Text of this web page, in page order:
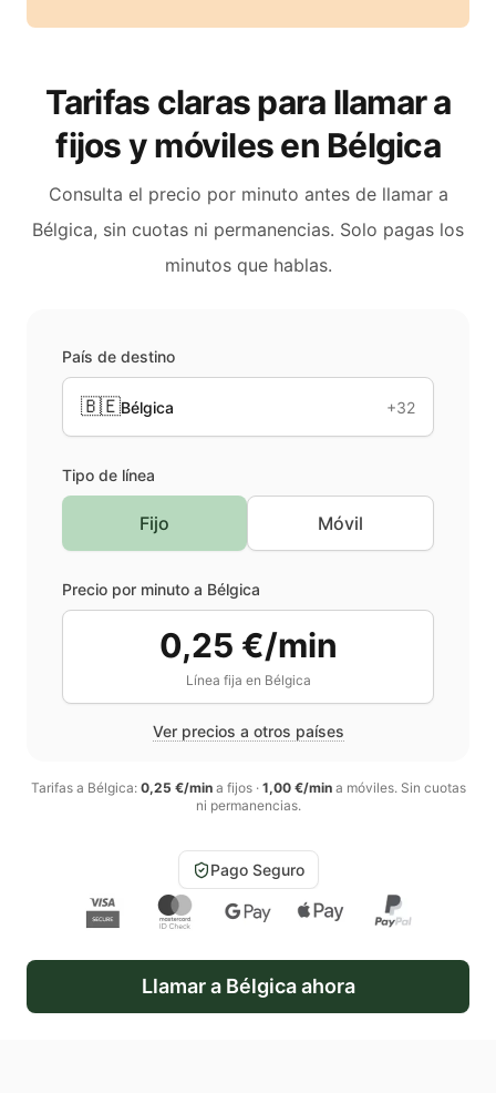
Tarifas claras para llamar a
fijos y móviles en Bélgica
Consulta el precio por minuto antes de llamar a
Bélgica, sin cuotas ni permanencias. Solo pagas los
minutos que hablas.
País de destino
🇧🇪Bélgica +32
Tipo de línea
Fijo Móvil
Precio por minuto a Bélgica
0,25 €/min
Línea fija en Bélgica
Ver precios a otros países
Tarifas a Bélgica: 0,25 €/mina fijos· 1,00 €/mina móviles. Sin cuotas
ni permanencias.
Pago Seguro
Llamar a Bélgicaahora